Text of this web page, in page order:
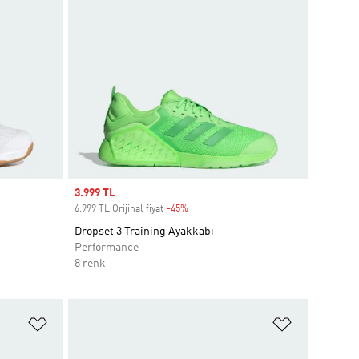
Sale price
3.999 TL
6.999 TL Orijinal fiyat -45%Discount
Dropset 3 Training Ayakkabı
Performance
8 renk